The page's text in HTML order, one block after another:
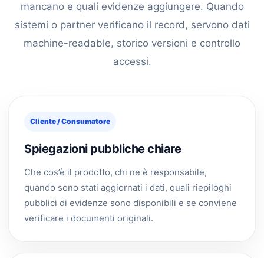
mancano e quali evidenze aggiungere. Quando
sistemi o partner verificano il record, servono dati
machine-readable, storico versioni e controllo
accessi.
Cliente / Consumatore
Spiegazioni pubbliche chiare
Che cos’è il prodotto, chi ne è responsabile,
quando sono stati aggiornati i dati, quali riepiloghi
pubblici di evidenze sono disponibili e se conviene
verificare i documenti originali.